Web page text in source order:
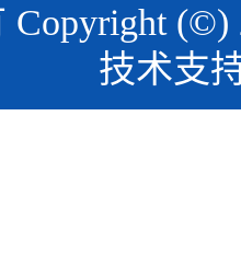
Copyright
技术支